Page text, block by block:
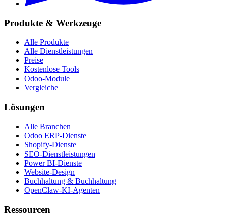
Produkte & Werkzeuge
Alle Produkte
Alle Dienstleistungen
Preise
Kostenlose Tools
Odoo-Module
Vergleiche
Lösungen
Alle Branchen
Odoo ERP-Dienste
Shopify-Dienste
SEO-Dienstleistungen
Power BI-Dienste
Website-Design
Buchhaltung & Buchhaltung
OpenClaw-KI-Agenten
Ressourcen